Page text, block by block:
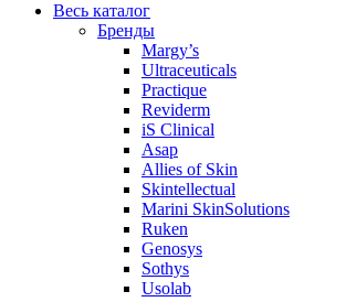
Весь каталог
Бренды
Margy’s
Ultraceuticals
Practique
Reviderm
iS Clinical
Asap
Allies of Skin
Skintellectual
Marini SkinSolutions
Ruken
Genosys
Sothys
Usolab